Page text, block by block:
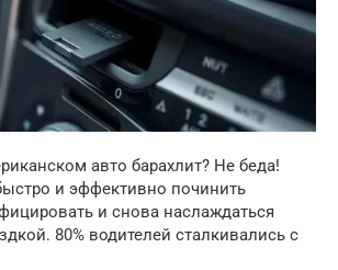
авто барахлит? Не беда!
и эффективно починить
и снова наслаждаться
80% водителей сталкивались с